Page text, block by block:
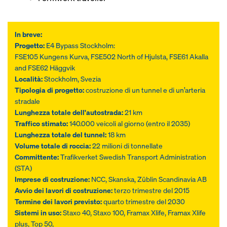
In breve:
Progetto: E4 Bypass Stockholm:
FSE105 Kungens Kurva, FSE502 North of Hjulsta, FSE61 Akalla
and FSE62 Häggvik
Località:Stockholm, Svezia
Tipologia di progetto:costruzione di un tunnel e di un’arteria
stradale
Lunghezza totale dell'autostrada:21 km
Traffico stimato:140.000 veicoli al giorno (entro il 2035)
Lunghezza totale del tunnel:18 km
Volume totale di roccia:22 milioni di tonnellate
Committente:Trafikverket Swedish Transport Administration
(STA)
Imprese di costruzione: NCC, Skanska, Züblin Scandinavia AB
Avvio dei lavori di costruzione:terzo trimestre del 2015
Termine dei lavori previsto:quarto trimestre del 2030
Sistemi in uso:Staxo 40, Staxo 100, Framax Xlife, Framax Xlife
plus, Top 50,